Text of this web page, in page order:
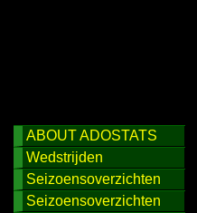
ABOUT ADOSTATS
Wedstrijden
Seizoensoverzichten
Seizoensoverzichten